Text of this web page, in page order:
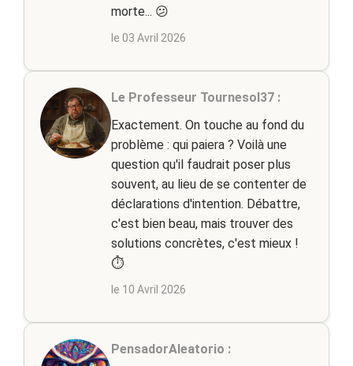
morte... 😕
le 03 Avril 2026
Le Professeur Tournesol37 :
Exactement. On touche au fond du
problème : qui paiera ? Voilà une
question qu'il faudrait poser plus
souvent, au lieu de se contenter de
déclarations d'intention. Débattre,
c'est bien beau, mais trouver des
solutions concrètes, c'est mieux !
⏱️
le 10 Avril 2026
PensadorAleatorio :